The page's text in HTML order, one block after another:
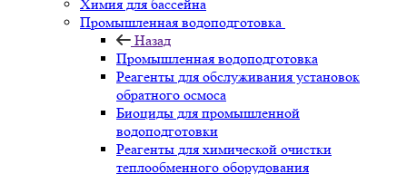
Химия для бассейна
Промышленная водоподготовка
Назад
Промышленная водоподготовка
Реагенты для обслуживания установок
обратного осмоса
Биоциды для промышленной
водоподготовки
Реагенты для химической очистки
теплообменного оборудования